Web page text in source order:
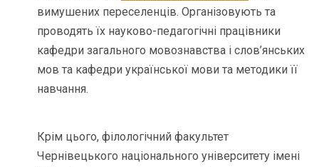
вимушених переселенців. Організовують та
проводять їх науково-педагогічні працівники
кафедри загального мовознавства і слов’янських
мов та кафедри української мови та методики її
навчання.
Крім цього, філологічний факультет
Чернівецького національного університету імені